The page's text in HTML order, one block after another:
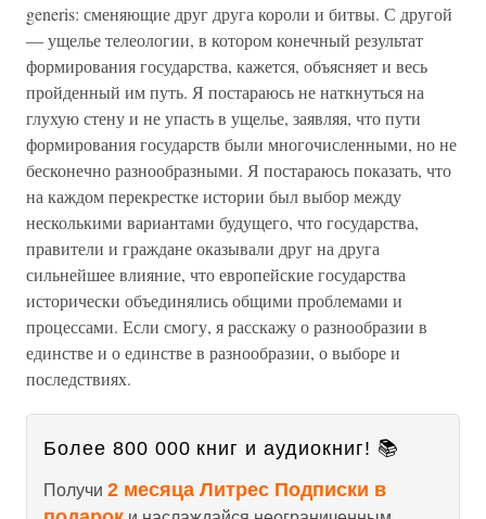
generis: сменяющие друг друга короли и битвы. С другой
— ущелье телеологии, в котором конечный результат
формирования государства, кажется, объясняет и весь
пройденный им путь. Я постараюсь не наткнуться на
глухую стену и не упасть в ущелье, заявляя, что пути
формирования государств были многочисленными, но не
бесконечно разнообразными. Я постараюсь показать, что
на каждом перекрестке истории был выбор между
несколькими вариантами будущего, что государства,
правители и граждане оказывали друг на друга
сильнейшее влияние, что европейские государства
исторически объединялись общими проблемами и
процессами. Если смогу, я расскажу о разнообразии в
единстве и о единстве в разнообразии, о выборе и
последствиях.
Более 800 000 книг и аудиокниг! 📚
Получи 2 месяца Литрес Подписки в